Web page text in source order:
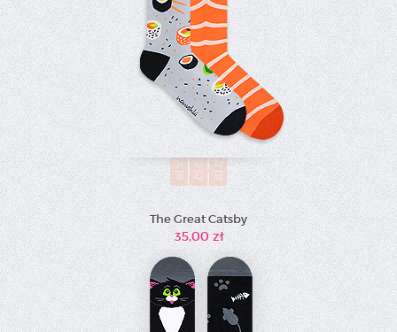
36
39
40
43
44
46
The Great Catsby
35,00 zł